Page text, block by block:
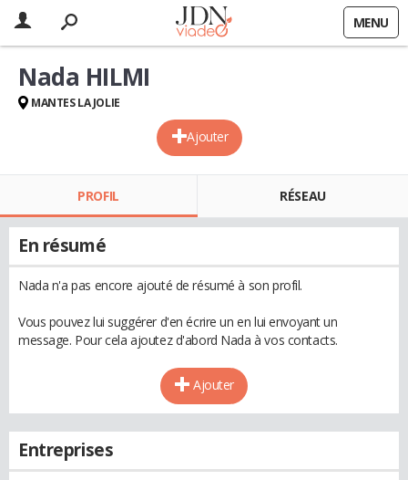
MENU
Ajouter
Nada HILMI
MANTES LA JOLIE
PROFIL RÉSEAU
En résumé
Nada n'a pas encore ajouté de résumé à son profil.
Vous pouvez lui suggérer d'en écrire un en lui envoyant un
message. Pour cela ajoutez d'abord Nada à vos contacts.
Ajouter
Entreprises